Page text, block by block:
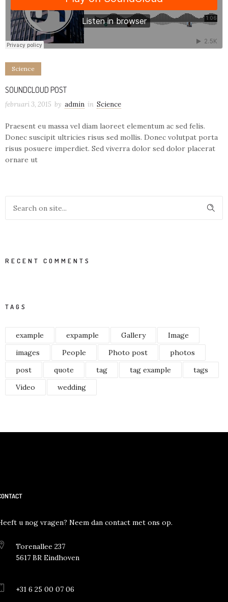
Science
SOUNDCLOUD POST
februari 3, 2015 by admin in Science
Praesent eu massa vel diam laoreet elementum ac sed felis.
Donec suscipit ultricies risus sed mollis. Donec volutpat porta
risus posuere imperdiet. Sed viverra dolor sed dolor placerat
ornare ut
RECENT COMMENTS
TAGS
example expample Gallery
Image
images
People Photo post
photos
post
quote tag tag example
tags
Video
wedding
u nog vragen? Neem dan contact met ons op.
Torenallee 237
5617 BR Eindhoven
+31 6 25 00 07 06